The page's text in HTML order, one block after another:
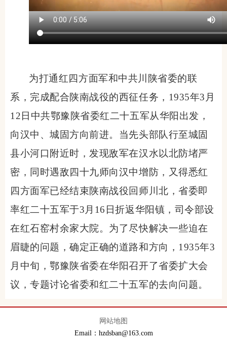
为打通红四方面军和中共川陕省委的联
系，完成配合陕南战役的西征任务，1935年3月
12日中共鄂豫陕省委红二十五军从华阳出发，
向汉中、城固方向前进。当先头部队行至城固
县小河口附近时，发现敌军在汉水以北防堵严
密，同时遇敌四十九师向汉中增防，又得悉红
四方面军已经结束陕南战役回师川北，省委即
率红二十五军于3月16日折返华阳镇，司令部设
在红石窑村余家大院。为了尽快解决一些迫在
眉睫的问题，确定正确的道路和方向，1935年3
月中旬，鄂豫陕省委在华阳召开了省委扩大会
议，专题讨论省委和红二十五军的去向问题。
网站地图
Email：hzdsban@163.com